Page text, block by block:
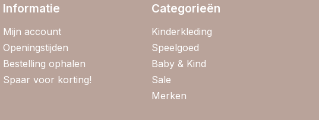
Informatie
Mijn account
Openingstijden
Bestelling ophalen
Spaar voor korting!
Categorieën
Kinderkleding
Speelgoed
Baby & Kind
Sale
Merken